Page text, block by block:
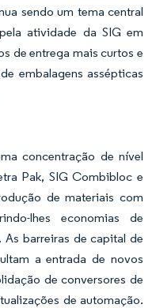
sendo um tema central
atividade da SIG em
de entrega mais curtos e
embalagens assépticas
concentração de nível
Pak, SIG Combibloc e
de materiais com
lhes economias de
barreiras de capital de
a entrada de novos
de conversores de
de automação.